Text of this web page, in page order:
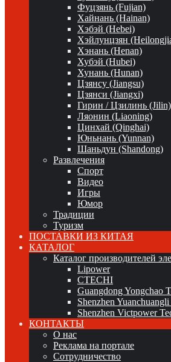
Фуцзянь (Fujian)
Хайнань (Hainan)
Хэбэй (Hebei)
Хэйлунцзян
Хэнань (Henan)
Хубэй (Hubei)
Хунань (Hunan)
Цзянсу (Jiangsu)
Цзянси (Jiangxi)
Гирин / Цзилинь (Jilin)
Ляонин (Liaoning)
Цинхай (Qinghai)
Юньнань (Yunnan)
Шаньдун (Shandong)
Развлечения
Спорт
Видео
Игры
Юмор
Традиции
Туризм
ПОСТАВКИ ИЗ КИТАЯ
КАТАЛОГ
Каталог производителей
Lipower
CTECHI
Guangdong Yongchao
Shenzhen
Shenzhen Victpower
КОНТАКТЫ
О нас
Реклама на портале
Сотрудничество